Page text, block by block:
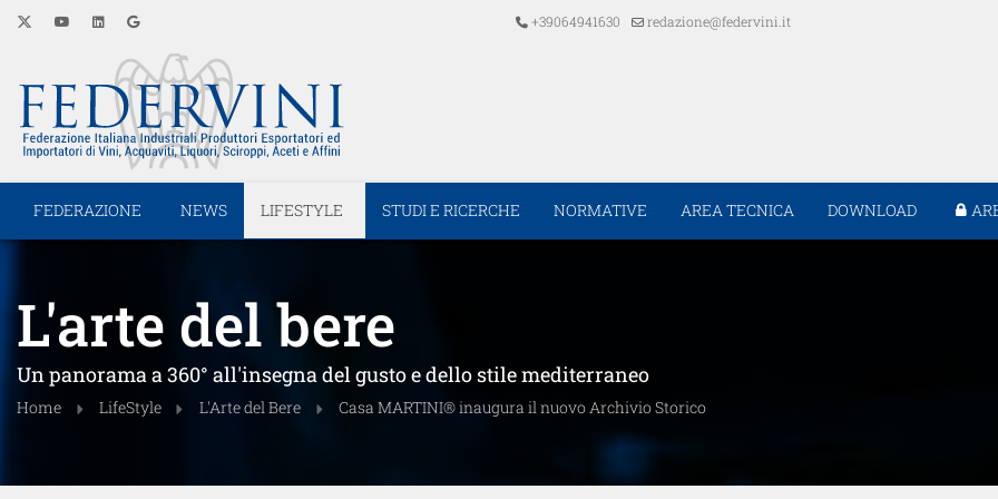
+39064941630 redazione@federvini.it
FEDERAZIONE NEWS LIFESTYLE STUDI E RICERCHE NORMATIVE AREA TECNICA DOWNLOAD
L'arte del bere
Un panorama a 360° all'insegna del gusto e dello stile mediterraneo
Home LifeStyle L'Arte del Bere Casa MARTINI® inaugura il nuovo Archivio Storico